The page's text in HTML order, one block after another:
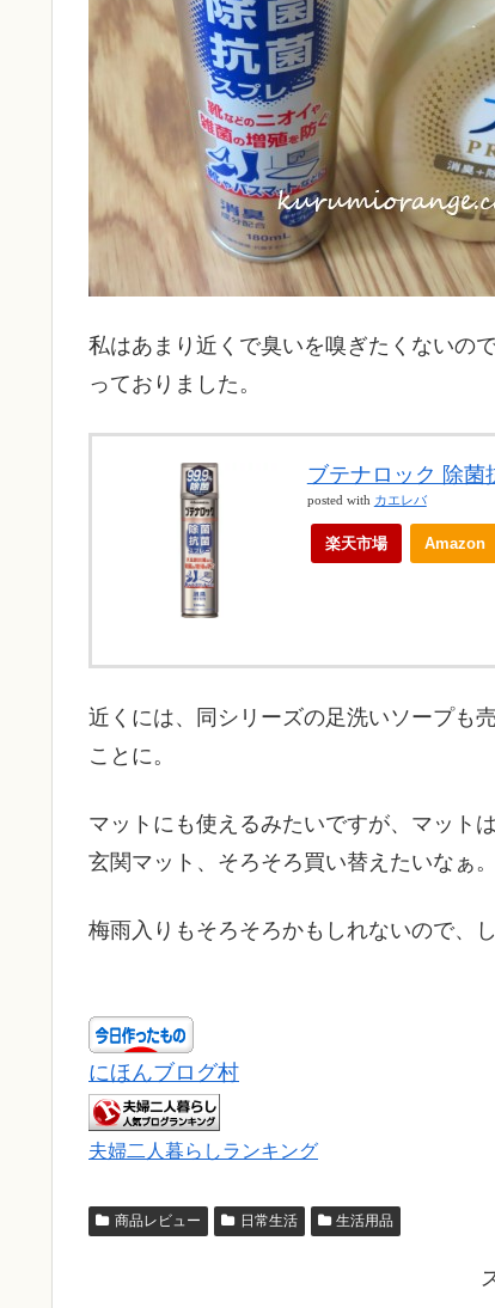
私はあまり近くで臭いを嗅ぎたくないの
っておりました。
ブテナロック 除菌
posted with カエレバ
楽天市場 Amazon
近くには、同シリーズの足洗いソープも
ことに。
マットにも使えるみたいですが、マット
玄関マット、そろそろ買い替えたいなぁ。
梅雨入りもそろそろかもしれないので、
にほんブログ村
夫婦二人暮らしランキング
商品レビュー 日常生活 生活用品